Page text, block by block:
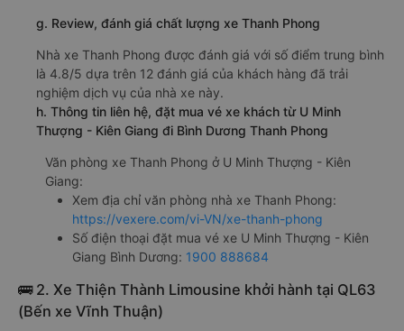
g. Review, đánh giá chất lượng xe Thanh Phong
Nhà xe Thanh Phong được đánh giá với số điểm trung bình
là 4.8/5 dựa trên 12 đánh giá của khách hàng đã trải
nghiệm dịch vụ của nhà xe này.
h. Thông tin liên hệ, đặt mua vé xe khách từ U Minh
Thượng - Kiên Giang đi Bình Dương Thanh Phong
Văn phòng xe Thanh Phong ở U Minh Thượng - Kiên
Giang:
Xem địa chỉ văn phòng nhà xe Thanh Phong:
https://vexere.com/vi-VN/xe-thanh-phong
Số điện thoại đặt mua vé xe U Minh Thượng - Kiên
Giang Bình Dương: 1900 888684
🚌 2. Xe Thiện Thành Limousine khởi hành tại QL63
(Bến xe Vĩnh Thuận)